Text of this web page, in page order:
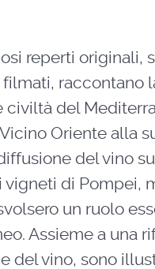
reperti originali,
raccontano
civiltà del
Oriente alla
del vino
vigneti di Pompei,
un ruolo
Assieme a una
del vino, sono